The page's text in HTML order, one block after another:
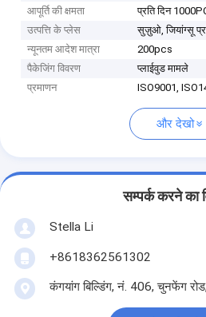
आपूर्ति की क्षमता
प्रति दिन
उत्पत्ति के प्लेस
सुज़ुओ, जियांग्सू
न्यूनतम आदेश मात्रा
200pcs
पैकेजिंग विवरण
प्लाईवुड मामले
प्रमाणन
ISO9001,
और देखो
सम्पर्क करने का
Stella Li
+8618362561302
कंगयांग बिल्डिंग, नं. 406, चुनफेंग